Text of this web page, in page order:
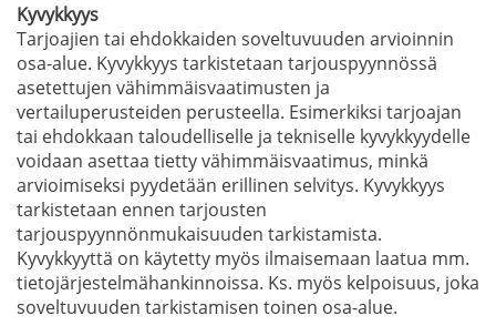
Kyvykkyys
Tarjoajien tai ehdokkaiden soveltuvuuden arvioinnin
osa-alue. Kyvykkyys tarkistetaan tarjouspyynnössä
asetettujen vähimmäisvaatimusten ja
vertailuperusteiden perusteella. Esimerkiksi tarjoajan
tai ehdokkaan taloudelliselle ja tekniselle kyvykkyydelle
voidaan asettaa tietty vähimmäisvaatimus, minkä
arvioimiseksi pyydetään erillinen selvitys. Kyvykkyys
tarkistetaan ennen tarjousten
tarjouspyynnönmukaisuuden tarkistamista.
Kyvykkyyttä on käytetty myös ilmaisemaan laatua mm.
tietojärjestelmähankinnoissa. Ks. myös kelpoisuus, joka
soveltuvuuden tarkistamisen toinen osa-alue.